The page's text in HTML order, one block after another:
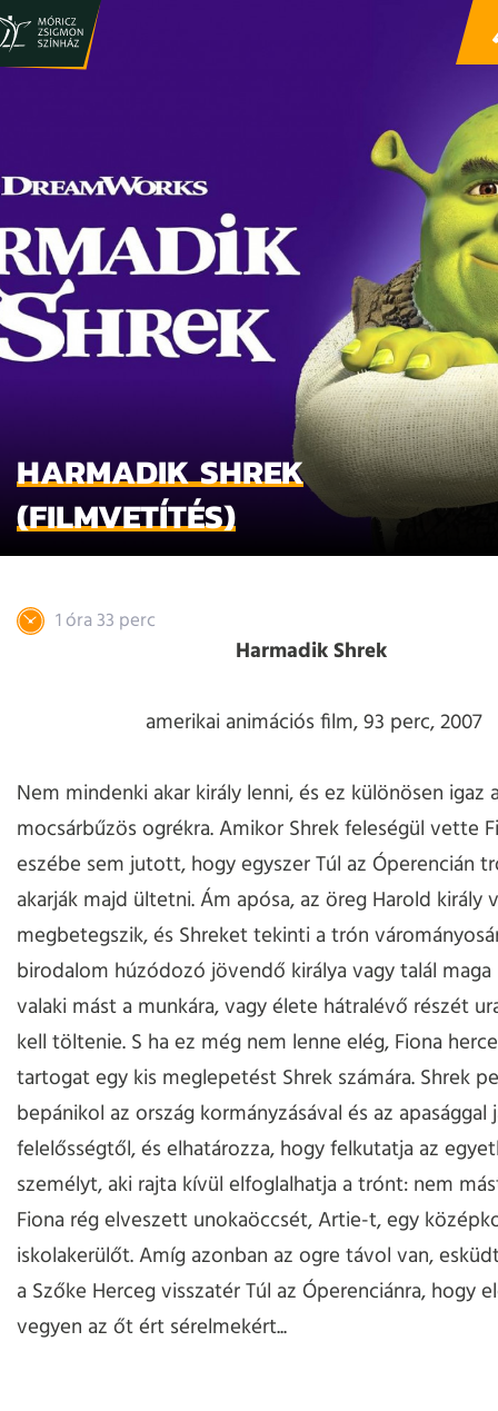
HARMADIK SHREK
(FILMVETÍTÉS)
1 óra 33 perc
Harmadik Shrek
amerikai animációs film, 93 perc, 2007
Nem mindenki akar király lenni, és ez különösen igaz
mocsárbűzös ogrékra. Amikor Shrek feleségül vette
eszébe sem jutott, hogy egyszer Túl az Óperencián
akarják majd ültetni. Ám apósa, az öreg Harold király
megbetegszik, és Shreket tekinti a trón
birodalom húzódozó jövendő királya vagy talál
valaki mást a munkára, vagy élete hátralévő részét
kell töltenie. S ha ez még nem lenne elég, Fiona
tartogat egy kis meglepetést Shrek számára. Shrek
bepánikol az ország kormányzásával és az apasággal
felelősségtől, és elhatározza, hogy felkutatja az
személyt, aki rajta kívül elfoglalhatja a trónt: nem
Fiona rég elveszett unokaöccsét, Artie-t, egy
iskolakerülőt. Amíg azonban az ogre távol van,
a Szőke Herceg visszatér Túl az Óperenciánra, hogy
vegyen az őt ért sérelmekért...